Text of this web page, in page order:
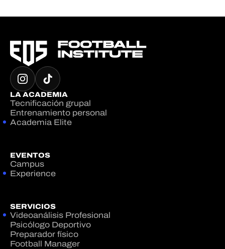
LA ACADEMIA
Tecnificación grupal
Entrenamiento personal
Academia Elite
EVENTOS
Campus
Experience
SERVICIOS
Videoanálisis Profesional
Psicólogo Deportivo
Preparador físico
Football Manager